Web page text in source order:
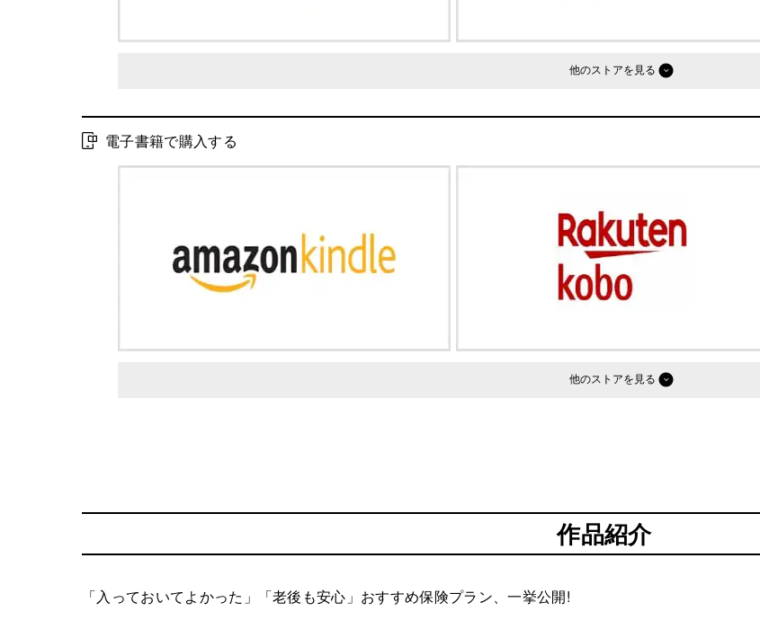
他のストア
電子書籍で購入する
他のストア
作品紹介
「入っておいてよかった」「老後も安心」おすすめ保険プラン、一挙公開!